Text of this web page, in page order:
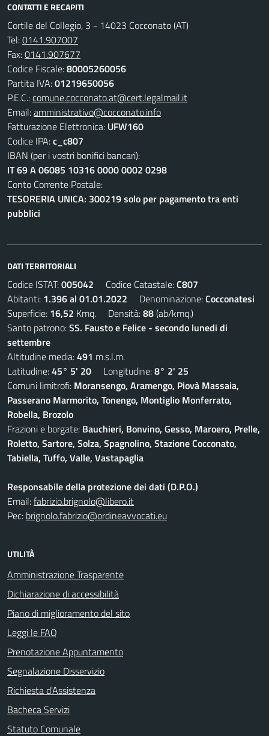
CONTATTI E RECAPITI
Cortile del Collegio, 3 - 14023 Cocconato (AT)
Tel:0141.907007
Fax:0141.907677
Codice Fiscale:80005260056
Partita IVA:01219650056
P.E.C.:comune.cocconato.at@cert.legalmail.it
Email:amministrativo@cocconato.info
Fatturazione Elettronica: UFW160
Codice IPA:c_c807
IBAN (per i vostri bonifici bancari):
IT 69 A 06085 10316 0000 0002 0298
Conto Corrente Postale:
TESORERIA UNICA: 300219 solo per pagamento tra enti
pubblici
DATI TERRITORIALI
Codice ISTAT:005042 Codice Catastale:C807
Abitanti: 1.396 al 01.01.2022 Denominazione:Cocconatesi
Superficie: 16,52 Kmq. Densità:88(ab/kmq.)
Santo patrono:SS. Fausto e Felice - secondo lunedi di
settembre
Altitudine media:491 m.s.l.m.
Latitudine:45° 5' 20 Longitudine:8° 2' 25
Comuni limitrofi: Moransengo, Aramengo, Piovà Massaia,
Passerano Marmorito, Tonengo, Montiglio Monferrato,
Robella, Brozolo
Frazioni e borgate: Bauchieri, Bonvino, Gesso, Maroero, Prelle,
Roletto, Sartore, Solza, Spagnolino, Stazione Cocconato,
Tabiella, Tuffo, Valle, Vastapaglia
Responsabile della protezione dei dati (D.P.O.)
Email:fabrizio.brignolo@libero.it
Pec: brignolo.fabrizio@ordineavvocati.eu
UTILITÀ
Amministrazione Trasparente
Dichiarazione di accessibilità
Piano di miglioramento del sito
Leggi le FAQ
Prenotazione Appuntamento
Segnalazione Disservizio
Richiesta d'Assistenza
Bacheca Servizi
Statuto Comunale